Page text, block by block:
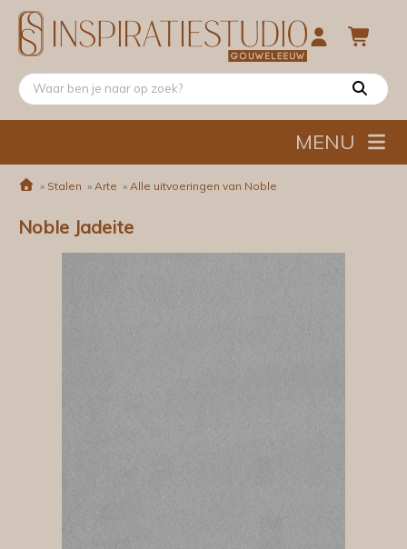
MENU
» Stalen » Arte » Alle uitvoeringen van Noble
Noble Jadeite